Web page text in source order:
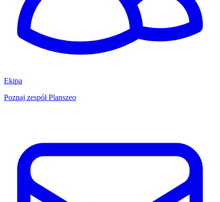
Ekipa
Poznaj zespół Planszeo